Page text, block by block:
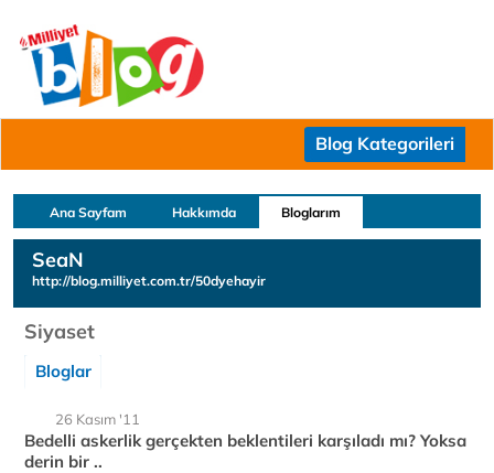
Blog Kategorileri
Ana Sayfam Hakkımda Bloglarım
SeaN
http://blog.milliyet.com.tr/50dyehayir
Siyaset
Bloglar
26 Kasım '11
Bedelli askerlik gerçekten beklentileri karşıladı mı? Yoksa
derin bir ..